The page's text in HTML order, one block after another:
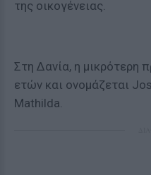
της οικογένειας.
Στη Δανία, η μικρότερη
ετών και ονομάζεται
Mathilda.